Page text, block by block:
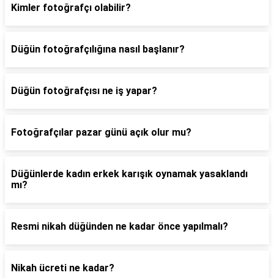
Kimler fotoğrafçı olabilir?
Düğün fotoğrafçılığına nasıl başlanır?
Düğün fotoğrafçısı ne iş yapar?
Fotoğrafçılar pazar günü açık olur mu?
Düğünlerde kadın erkek karışık oynamak yasaklandı
mı?
Resmi nikah düğünden ne kadar önce yapılmalı?
Nikah ücreti ne kadar?